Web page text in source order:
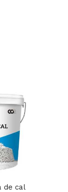
de cal